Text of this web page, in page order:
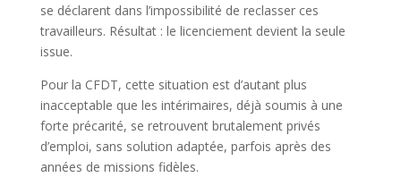
se déclarent dans l’impossibilité de reclasser ces
travailleurs. Résultat : le licenciement devient la seule
issue.
Pour la CFDT, cette situation est d’autant plus
inacceptable que les intérimaires, déjà soumis à une
forte précarité, se retrouvent brutalement privés
d’emploi, sans solution adaptée, parfois après des
années de missions fidèles.